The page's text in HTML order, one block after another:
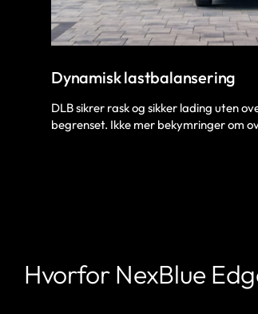
Dynamisk lastbalansering
DLB sikrer rask og sikker lading uten
begrenset. Ikke mer bekymringer om
Hvorfor NexBlue